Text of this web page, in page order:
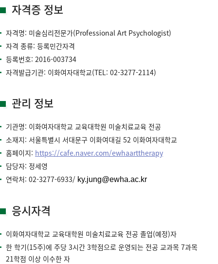
자격증 정보
자격명: 미술심리전문가(Professional Art Psychologist)
자격 종류: 등록민간자격
등록번호: 2016-003734
자격발급기관: 이화여자대학교(TEL: 02-3277-2114)
관리 정보
기관명: 이화여자대학교 교육대학원 미술치료교육 전공
소재지: 서울특별시 서대문구 이화여대길 52 이화여자대학교
홈페이지: https://cafe.naver.com/ewhaarttherapy
담당자: 정세영
연락처: 02-3277-6933/ ky.jung@ewha.ac.kr
응시자격
이화여자대학교 교육대학원 미술치료교육 전공 졸업(예정)자
한 학기(15주)에 주당 3시간 3학점으로 운영되는 전공 교과목 7과목
21학점 이상 이수한 자